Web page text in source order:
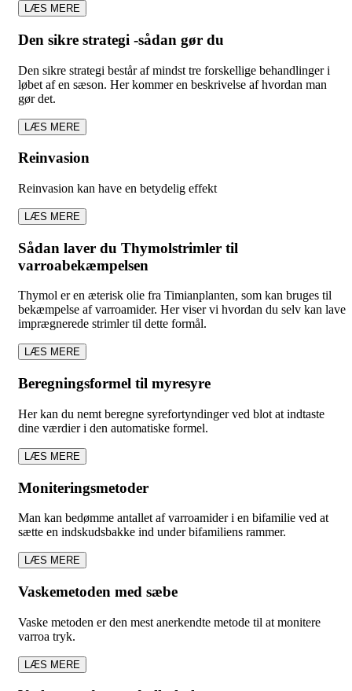
LÆS MERE
Den sikre strategi -sådan gør du
Den sikre strategi består af mindst tre forskellige behandlinger i
løbet af en sæson. Her kommer en beskrivelse af hvordan man
gør det.
LÆS MERE
Reinvasion
Reinvasion kan have en betydelig effekt
LÆS MERE
Sådan laver du Thymolstrimler til
varroabekæmpelsen
Thymol er en æterisk olie fra Timianplanten, som kan bruges til
bekæmpelse af varroamider. Her viser vi hvordan du selv kan lave
imprægnerede strimler til dette formål.
LÆS MERE
Beregningsformel til myresyre
Her kan du nemt beregne syrefortyndinger ved blot at indtaste
dine værdier i den automatiske formel.
LÆS MERE
Moniteringsmetoder
Man kan bedømme antallet af varroamider i en bifamilie ved at
sætte en indskudsbakke ind under bifamiliens rammer.
LÆS MERE
Vaskemetoden med sæbe
Vaske metoden er den mest anerkendte metode til at monitere
varroa tryk.
LÆS MERE